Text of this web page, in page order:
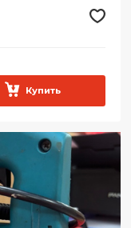
Купить